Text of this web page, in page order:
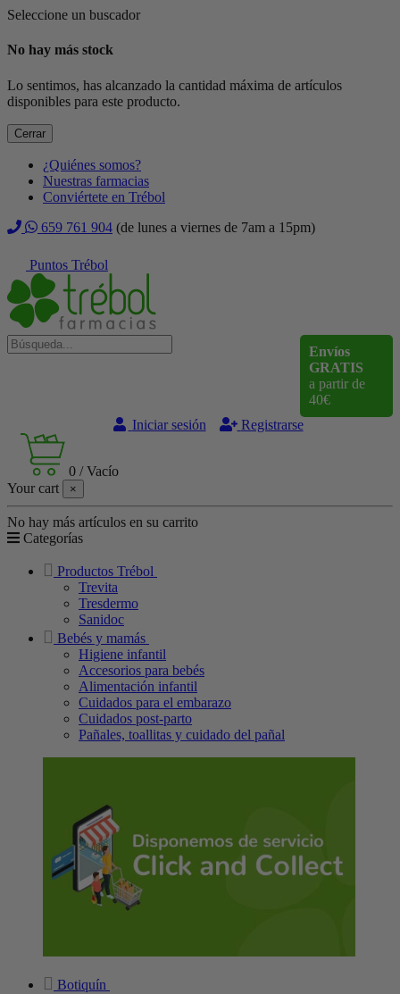
Seleccione un buscador
No hay más stock
Lo sentimos, has alcanzado la cantidad máxima de artículos
disponibles para este producto.
Cerrar
¿Quiénes somos?
Nuestras farmacias
Conviértete en Trébol
659 761 904 (de lunes a viernes de 7am a 15pm)
Puntos Trébol
Envíos
GRATIS
a partir de
40€
Iniciar sesión
Registrarse
0 /Vacío
Your cart
×
No hay más artículos en su carrito
Categorías
Productos Trébol
Trevita
Tresdermo
Sanidoc
Bebés y mamás
Higiene infantil
Accesorios para bebés
Alimentación infantil
Cuidados para el embarazo
Cuidados post-parto
Pañales, toallitas y cuidado del pañal
Botiquín